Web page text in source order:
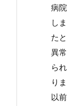
病
し
た
異
ら
り
以